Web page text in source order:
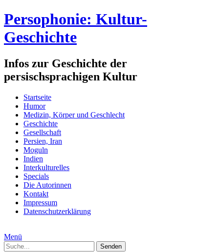
Persophonie: Kultur-
Geschichte
Infos zur Geschichte der
persischsprachigen Kultur
Startseite
Humor
Medizin, Körper und Geschlecht
Geschichte
Gesellschaft
Persien, Iran
Moguln
Indien
Interkulturelles
Specials
Die Autorinnen
Kontakt
Impressum
Datenschutzerklärung
Menü